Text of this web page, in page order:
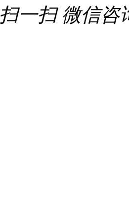
扫一扫 微信咨